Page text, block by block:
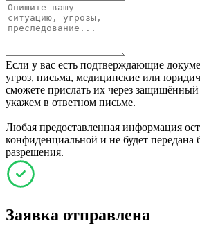
Если у вас есть подтверждающие
угроз, письма, медицинские или
сможете прислать их через
укажем в ответном письме.
Любая предоставленная информация
конфиденциальной и не будет передана
разрешения.
Заявка отправлена